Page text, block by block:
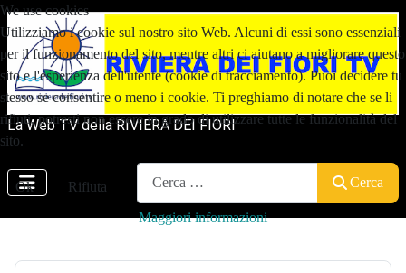
La Web TV della RIVIERA DEI FIORI
Cerca
We use cookies
Utilizziamo i cookie sul nostro sito Web. Alcuni di essi sono essenziali
per il funzionamento del sito, mentre altri ci aiutano a migliorare questo
sito e l'esperienza dell'utente (cookie di tracciamento). Puoi decidere tu
stesso se consentire o meno i cookie. Ti preghiamo di notare che se li
rifiuti, potresti non essere in grado di utilizzare tutte le funzionalità del
sito.
Ok Rifiuta
Maggiori informazioni